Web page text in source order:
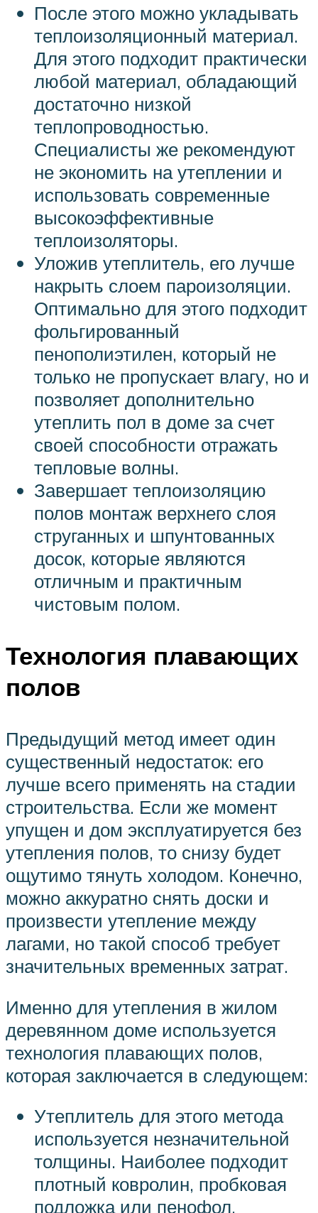
После этого можно укладывать
теплоизоляционный материал.
Для этого подходит практически
любой материал, обладающий
достаточно низкой
теплопроводностью.
Специалисты же рекомендуют
не экономить на утеплении и
использовать современные
высокоэффективные
теплоизоляторы.
Уложив утеплитель, его лучше
накрыть слоем пароизоляции.
Оптимально для этого подходит
фольгированный
пенополиэтилен, который не
только не пропускает влагу, но и
позволяет дополнительно
утеплить пол в доме за счет
своей способности отражать
тепловые волны.
Завершает теплоизоляцию
полов монтаж верхнего слоя
струганных и шпунтованных
досок, которые являются
отличным и практичным
чистовым полом.
Технология плавающих
полов
Предыдущий метод имеет один
существенный недостаток: его
лучше всего применять на стадии
строительства. Если же момент
упущен и дом эксплуатируется без
утепления полов, то снизу будет
ощутимо тянуть холодом. Конечно,
можно аккуратно снять доски и
произвести утепление между
лагами, но такой способ требует
значительных временных затрат.
Именно для утепления в жилом
деревянном доме используется
технология плавающих полов,
которая заключается в следующем:
Утеплитель для этого метода
используется незначительной
толщины. Наиболее подходит
плотный ковролин, пробковая
подложка или пенофол.